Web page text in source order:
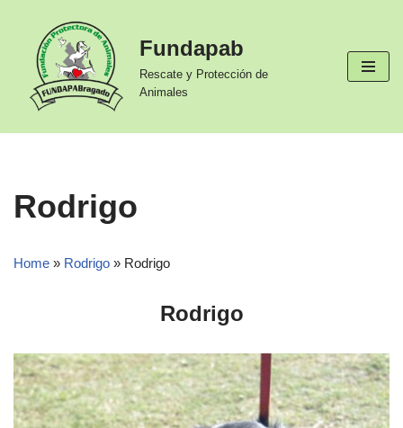
contenido
Fundapab
Rescate y Protección de
Animales
Rodrigo
Home » Rodrigo » Rodrigo
Rodrigo